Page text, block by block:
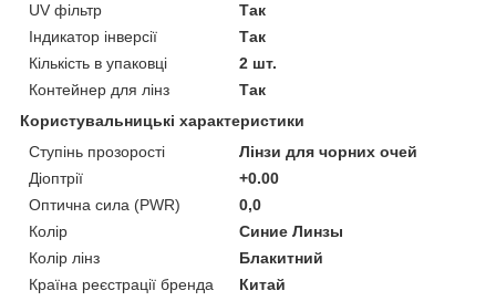
UV фільтр
Так
Індикатор інверсії
Так
Кількість в упаковці
2 шт.
Контейнер для лінз
Так
Користувальницькі характеристики
Ступінь прозорості
Лінзи для чорних очей
Діоптрії
+0.00
Оптична сила (PWR)
0,0
Колір
Синие Линзы
Колір лінз
Блакитний
Країна реєстрації бренда
Китай